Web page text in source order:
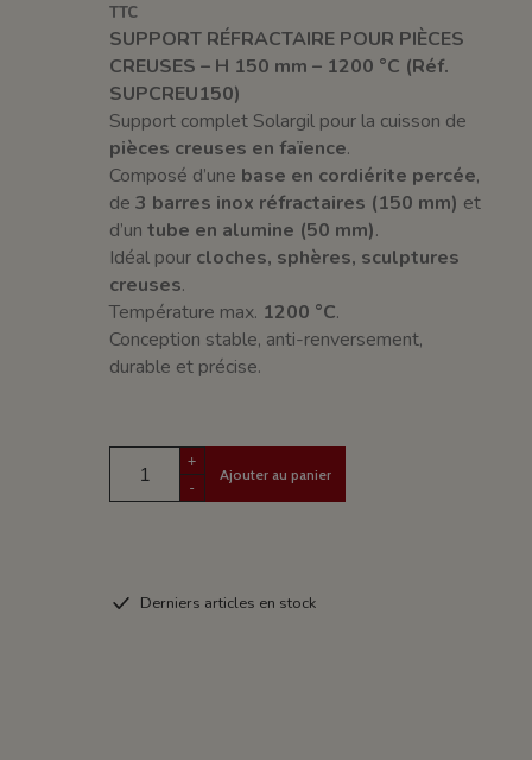
TTC
SUPPORT RÉFRACTAIRE POUR PIÈCES
CREUSES – H 150 mm – 1200 °C (Réf.
SUPCREU150)
Support complet Solargil pour la cuisson de
pièces creuses en faïence.
Composé d’une base en cordiérite percée,
de3 barres inox réfractaires (150 mm) et
d’untube en alumine (50 mm).
Idéal pour cloches, sphères, sculptures
creuses.
Température max. 1200 °C.
Conception stable, anti-renversement,
durable et précise.
+
-
Ajouter au panier
Derniers articles en stock